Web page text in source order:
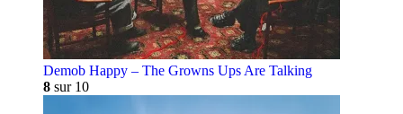
Demob Happy – The Growns Ups Are Talking
8 sur 10